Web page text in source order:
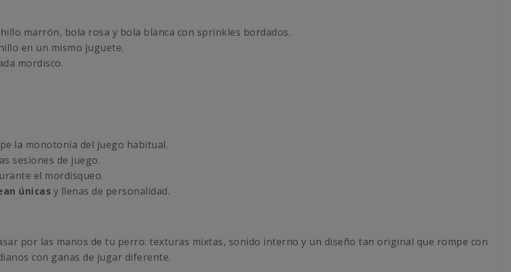
marrón, bola rosa y bola blanca con sprinkles bordados.
en un mismo juguete.
mordisco.
la monotonía del juego habitual.
sesiones de juego.
el mordisqueo.
únicas y llenas de personalidad.
por las manos de tu perro: texturas mixtas, sonido interno y un diseño tan original que rompe con
con ganas de jugar diferente.